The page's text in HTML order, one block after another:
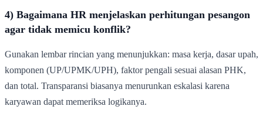
4) Bagaimana HR menjelaskan perhitungan pesangon
agar tidak memicu konflik?
Gunakan lembar rincian yang menunjukkan: masa kerja, dasar upah,
komponen (UP/UPMK/UPH), faktor pengali sesuai alasan PHK,
dan total. Transparansi biasanya menurunkan eskalasi karena
karyawan dapat memeriksa logikanya.